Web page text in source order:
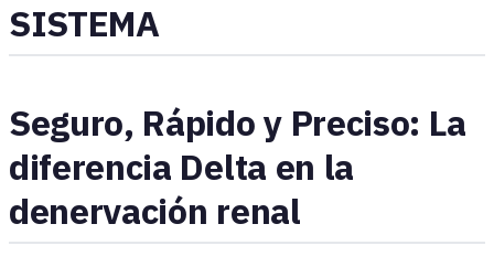
SISTEMA
Seguro, Rápido y Preciso: La
diferencia Delta en la
denervación renal